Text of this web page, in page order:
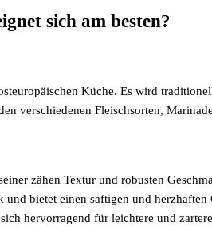
sich am besten?
Küche. Es wird
verschiedenen Fleischsorten,
zähen Textur und robusten
bietet einen saftigen und herzhaften
hervorragend für leichtere und